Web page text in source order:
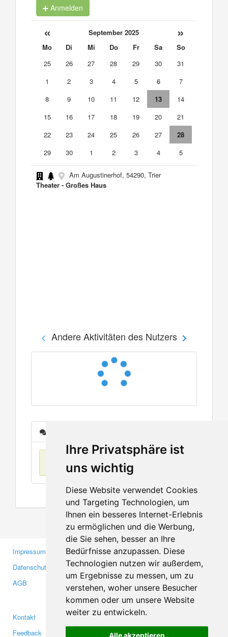
Ihre Privatsphäre ist
uns wichtig
Diese Website verwendet Cookies
und Targeting Technologien, um
Ihnen ein besseres Internet-Erlebnis
zu ermöglichen und die Werbung,
die Sie sehen, besser an Ihre
Bedürfnisse anzupassen. Diese
Technologien nutzen wir außerdem,
um Ergebnisse zu messen, um zu
verstehen, woher unsere Besucher
kommen oder um unsere Website
weiter zu entwickeln.
Alle akzeptieren
Anmelden
« September 2025 »
Mo Di Mi Do Fr Sa
So
25
26 27 28 29 30
31
1
2 3 4 5 6
7
8
9 10 11 12 13
14
15
16 17 18 19 20
21
22
23 24 25 26 27
28
29
30 1 2 3 4 5
Am Augustinerhof, 54290, Trier
Theater - Großes Haus
Andere Aktivitäten des Nutzers
Keine Einträge
Impressum
Datenschutzerklärung
AGB
Gewerbetreibende
Investoren
Medien
Kontakt
Feedback
Facebook
Twitter